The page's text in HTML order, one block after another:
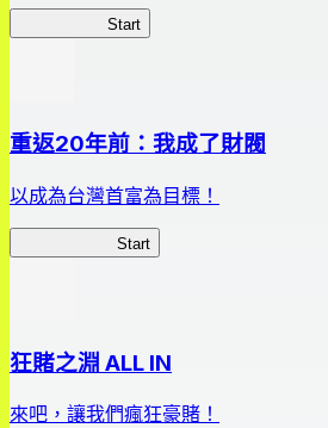
Start
重返20年前：我成了財閥
以成為台灣首富為目標！
Start
狂賭之淵 ALL IN
來吧，讓我們瘋狂豪賭！